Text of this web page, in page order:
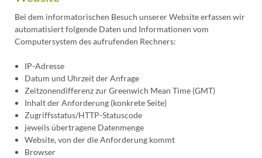
Bei dem informatorischen Besuch unserer Website erfassen wir
automatisiert folgende Daten und Informationen vom
Computersystem des aufrufenden Rechners:
IP-Adresse
Datum und Uhrzeit der Anfrage
Zeitzonendifferenz zur Greenwich Mean Time (GMT)
Inhalt der Anforderung (konkrete Seite)
Zugriffsstatus/HTTP-Statuscode
jeweils übertragene Datenmenge
Website, von der die Anforderung kommt
Browser